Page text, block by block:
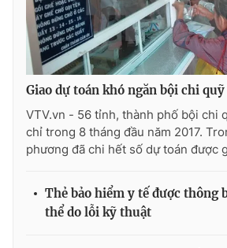
Ðiện thoại Thời báo VTV:024.66 897 897
Email:toasoan@vtv.vn
Liên hệ quảng cáo: 024-7300.7108
Giao dự toán khó ngăn bội chi
VTV.vn - 56 tỉnh, thành phố bội chi
chỉ trong 8 tháng đầu năm 2017.
phương đã chi hết số dự toán được
Thẻ bảo hiểm y tế được thông
thể do lỗi kỹ thuật